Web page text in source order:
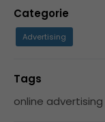
Categorie
Advertising
Tags
online advertising